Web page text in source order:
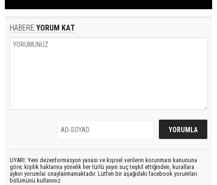
HABERE YORUM KAT
UYARI: Yeni dezenformasyon yasası ve kişisel verilerin korunması kanununa
göre; kişilik haklarına yönelik her türlü yayın suç teşkil ettiğinden, kurallara
aykırı yorumlar onaylanmamaktadır. Lütfen bir aşağıdaki facebook yorumları
bölümünü kullanınız